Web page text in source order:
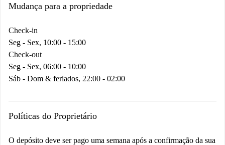
Mudança para a propriedade
Check-in
Seg - Sex, 10:00 - 15:00
Check-out
Seg - Sex, 06:00 - 10:00
Sáb - Dom & feriados, 22:00 - 02:00
Políticas do Proprietário
O depósito deve ser pago uma semana após a confirmação da sua